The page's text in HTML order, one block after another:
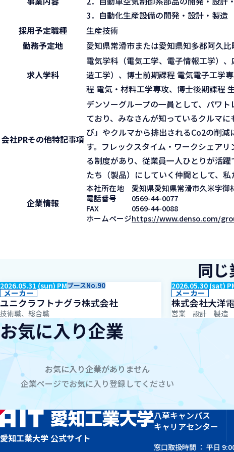
3．自動化生産設備の開発・設計・製造
採用予定職種
生産技術
勤務予定地
愛知県常滑市または愛知県知多郡阿久比
求人学科
電気学科（電気工学、電子情報工学）
造工学）、博士前期課程 電気電子工学
程 電気・材料工学専攻、博士後期課程
会社PRその他特記事項
デンソーグループの一員として、パワ
ており、みなさんが知っているクルマ
び」やクルマから排出されるCo2の削
す。フレックスタイム・ワークシェア
る制度があり、従業員一人ひとりが活
たち（製品）にしていく仲間として、
企業情報
本社所在地
愛知県愛知県常滑市久米字御
電話番号
0569-44-0077
FAX
0569-44-0088
ホームページhttps://www.denso.com/
同
2026.05.31 (sun) PMブースNo.90
メーカー
ユニクラフトナグラ株式会社
技術職、総合職
2026.05.30 (sat)
メーカー
株式会社大洋
営業 設計 製造
お気に入り企業
お気に入り企業がありません
企業ページでお気に入り登録してください
愛知工業大学 公式サイト
八草キャンパス
キャリアセンター
窓口取扱時間 ： 平日